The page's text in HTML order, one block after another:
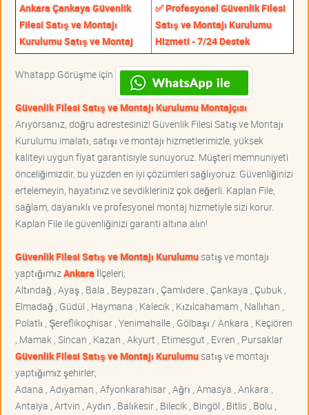
Ankara Çankaya Güvenlik
Filesi Satış ve Montajı
Kurulumu Satış ve Montaj
✅ Profesyonel Güvenlik Filesi
Satış ve Montajı Kurulumu
Hizmeti - 7/24 Destek
Whatapp Görüşme için
Güvenlik Filesi Satış ve Montajı Kurulumu Montajçısı
Arıyorsanız, doğru adrestesiniz! Güvenlik Filesi Satış ve Montajı
Kurulumu imalatı, satışı ve montajı hizmetlerimizle, yüksek
kaliteyi uygun fiyat garantisiyle sunuyoruz. Müşteri memnuniyeti
önceliğimizdir, bu yüzden en iyi çözümleri sağlıyoruz. Güvenliğinizi
ertelemeyin, hayatınız ve sevdikleriniz çok değerli. Kaplan File,
sağlam, dayanıklı ve profesyonel montaj hizmetiyle sizi korur.
Kaplan File ile güvenliğinizi garanti altına alın!
Güvenlik Filesi Satış ve Montajı Kurulumusatış ve montajı
yaptığımızAnkara İlçeleri;
Altındağ , Ayaş , Bala , Beypazarı , Çamlıdere , Çankaya , Çubuk ,
Elmadağ , Güdül , Haymana , Kalecik , Kızılcahamam , Nallıhan ,
Polatlı , Şereflikoçhisar , Yenimahalle , Gölbaşı / Ankara , Keçiören
, Mamak , Sincan , Kazan , Akyurt , Etimesgut , Evren , Pursaklar
Güvenlik Filesi Satış ve Montajı Kurulumusatış ve montajı
yaptığımız şehirler;
Adana , Adıyaman , Afyonkarahisar , Ağrı , Amasya , Ankara ,
Antalya , Artvin , Aydın , Balıkesir , Bilecik , Bingöl , Bitlis , Bolu ,